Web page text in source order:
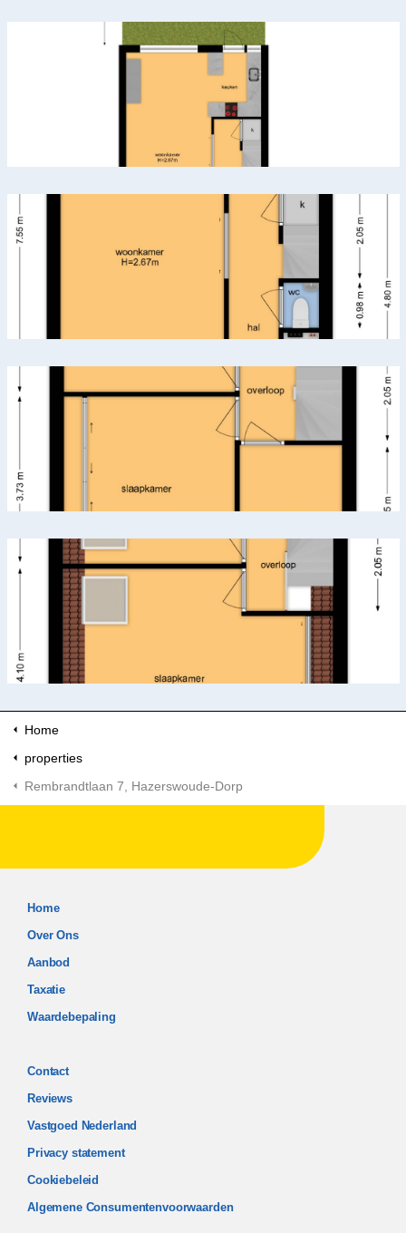
Home
properties
Rembrandtlaan 7, Hazerswoude-Dorp
Home
Over Ons
Aanbod
Taxatie
Waardebepaling
Contact
Reviews
Vastgoed Nederland
Privacy statement
Cookiebeleid
Algemene Consumentenvoorwaarden